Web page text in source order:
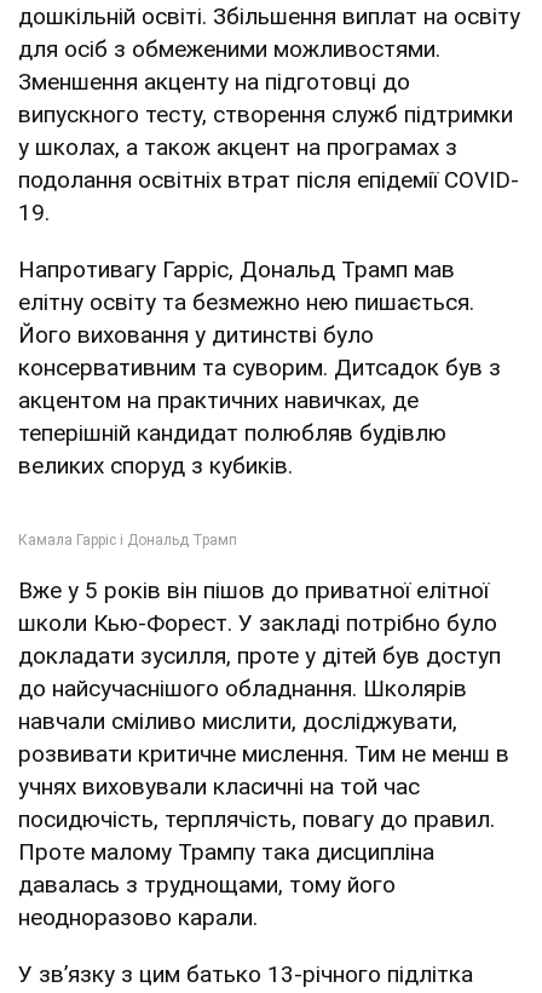
дошкільній освіті. Збільшення виплат на освіту
для осіб з обмеженими можливостями.
Зменшення акценту на підготовці до
випускного тесту, створення служб підтримки
у школах, а також акцент на програмах з
подолання освітніх втрат після епідемії COVID-
19.
Напротивагу Гарріс, Дональд Трамп мав
елітну освіту та безмежно нею пишається.
Його виховання у дитинстві було
консервативним та суворим. Дитсадок був з
акцентом на практичних навичках, де
теперішній кандидат полюбляв будівлю
великих споруд з кубиків.
Вже у 5 років він пішов до приватної елітної
школи Кью-Форест. У закладі потрібно було
докладати зусилля, проте у дітей був доступ
до найсучаснішого обладнання. Школярів
навчали сміливо мислити, досліджувати,
розвивати критичне мислення. Тим не менш в
учнях виховували класичні на той час
посидючість, терплячість, повагу до правил.
Проте малому Трампу така дисципліна
давалась з труднощами, тому його
неодноразово карали.
У звʼязку з цим батько 13-річного підлітка